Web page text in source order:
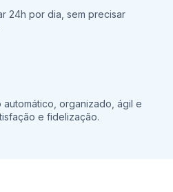
24h por dia, sem precisar
organizado, ágil e
e fidelização.